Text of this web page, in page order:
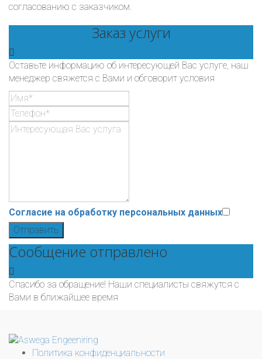
согласованию с заказчиком.
Заказ услуги
Оставьте информацию об интересующей Вас услуге, наш
менеджер свяжется с Вами и обговорит условия
Согласие на обработку персональных данных
Отправить
Сообщение отправлено
Спасибо за обращение! Наши специалисты свяжутся с
Вами в ближайшее время
Политика конфиденциальности